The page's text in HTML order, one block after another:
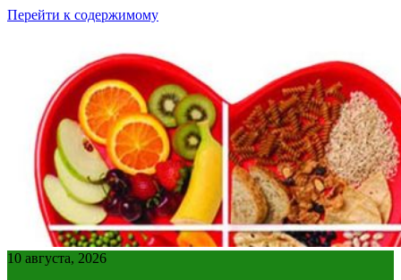
Перейти к содержимому
10 августа, 2026